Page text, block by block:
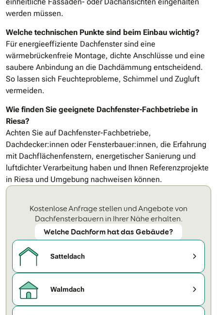
werden müssen.
Welche technischen Punkte sind beim Einbau wichtig?
Für energieeffiziente Dachfenster sind eine
wärmebrückenfreie Montage, dichte Anschlüsse und eine
saubere Anbindung an die Dachdämmung entscheidend.
So lassen sich Feuchteprobleme, Schimmel und Zugluft
vermeiden.
Wie finden Sie geeignete Dachfenster-Fachbetriebe in
Riesa?
Achten Sie auf Dachfenster-Fachbetriebe,
Dachdecker:innen oder Fensterbauer:innen, die Erfahrung
mit Dachflächenfenstern, energetischer Sanierung und
luftdichter Verarbeitung haben und Ihnen Referenzprojekte
in Riesa und Umgebung nachweisen können.
Kostenlose Anfrage stellen und Angebote von
Dachfensterbauern in Ihrer Nähe erhalten.
Welche Dachform hat das Gebäude?
Satteldach
Walmdach